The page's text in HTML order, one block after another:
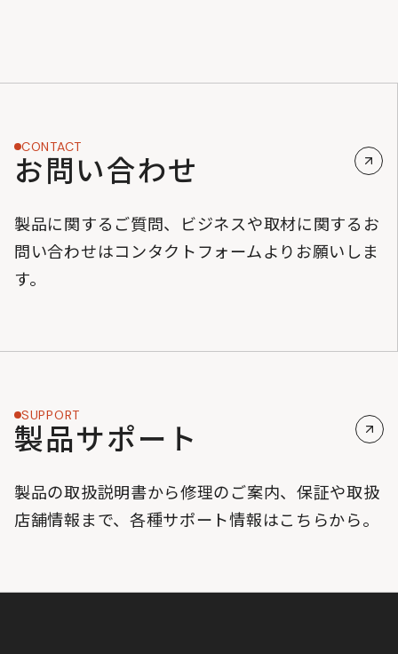
CONTACT
お問い合わせ
製品に関するご質問、ビジネスや取材に関するお
問い合わせはコンタクトフォームよりお願いしま
す。
SUPPORT
製品サポート
製品の取扱説明書から修理のご案内、保証や取扱
店舗情報まで、各種サポート情報はこちらから。